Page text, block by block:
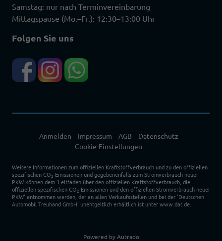
Samstag: nur nach Terminvereinbarung
Mittagspause (Mo.–Fr.): 12:30–13:00 Uhr
Folgen Sie uns
Anmelden Impressum AGB
Datenschutz
Cookie-Einstellungen
Weitere Informationen zum offiziellen Kraftstoffverbrauch und zu den offiziellen
spezifischen CO2-Emissionen und gegebenenfalls zum Stromverbrauch neuer
PKW können dem 'Leitfaden über den offiziellen Kraftstoffverbrauch, die
offiziellen spezifischen CO2-Emissionen und den offiziellen Stromverbrauch neuer
PKW' entnommen werden, der an allen Verkaufsstellen und bei der 'Deutschen
Automobil Treuhand GmbH' unentgeltlich erhältlich ist unter www.dat.de.
Powered by Autrado